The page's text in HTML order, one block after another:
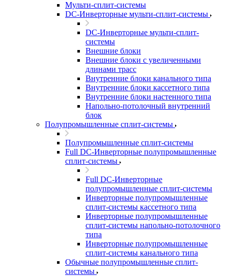
Мульти-сплит-системы
DC-Инверторные мульти-сплит-системы
DC-Инверторные мульти-сплит-
системы
Внешние блоки
Внешние блоки с увеличенными
длинами трасс
Внутренние блоки канального типа
Внутренние блоки кассетного типа
Внутренние блоки настенного типа
Напольно-потолочный внутренний
блок
Полупромышленные сплит-системы
Полупромышленные сплит-системы
Full DC-Инверторные полупромышленные
сплит-системы
Full DC-Инверторные
полупромышленные сплит-системы
Инверторные полупромышленные
сплит-системы кассетного типа
Инверторные полупромышленные
сплит-системы напольно-потолочного
типа
Инверторные полупромышленные
сплит-системы канального типа
Обычные полупромышленные сплит-
системы